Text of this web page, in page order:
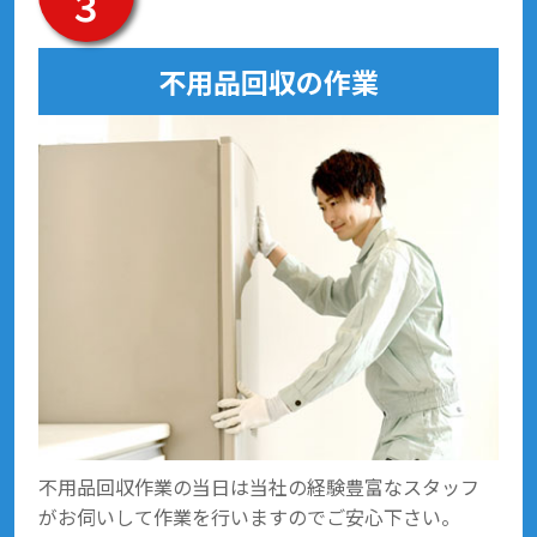
不用品回収の作業
不用品回収作業の当日は当社の経験豊富なスタッフ
がお伺いして作業を行いますのでご安心下さい。